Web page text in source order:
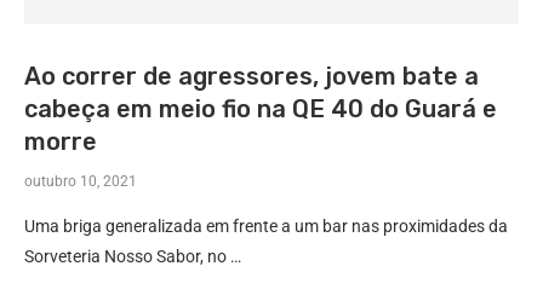
Ao correr de agressores, jovem bate a
cabeça em meio fio na QE 40 do Guará e
morre
outubro 10, 2021
Uma briga generalizada em frente a um bar nas proximidades da
Sorveteria Nosso Sabor, no …